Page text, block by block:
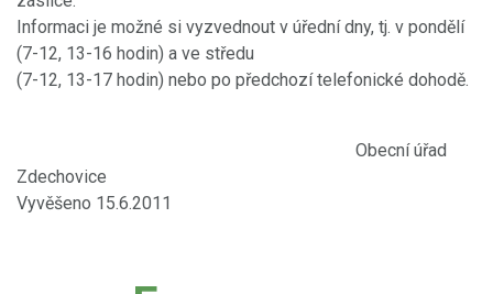
Informaci je možné si vyzvednout v úřední dny, tj. v pondělí
(7-12, 13-16 hodin) a ve středu
(7-12, 13-17 hodin) nebo po předchozí telefonické dohodě.
Obecní úřad
Zdechovice
Vyvěšeno 15.6.2011